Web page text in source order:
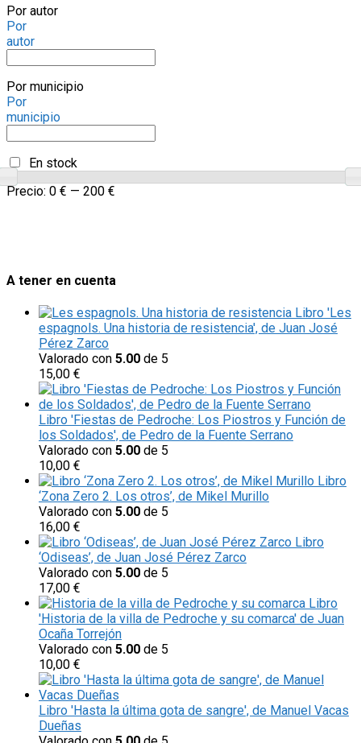
Por autor
Por
autor
Por municipio
Por
municipio
En stock
Precio: 0 € — 200 €
A tener en cuenta
Libro 'Les
espagnols. Una historia de resistencia', de Juan José
Pérez Zarco
Valorado con 5.00 de 5
15,00 €
Libro 'Fiestas de Pedroche: Los Piostros y Función de
los Soldados', de Pedro de la Fuente Serrano
Valorado con 5.00 de 5
10,00 €
Libro
‘Zona Zero 2. Los otros’, de Mikel Murillo
Valorado con 5.00 de 5
16,00 €
Libro
‘Odiseas’, de Juan José Pérez Zarco
Valorado con 5.00 de 5
17,00 €
Libro
'Historia de la villa de Pedroche y su comarca' de Juan
Ocaña Torrejón
Valorado con 5.00 de 5
10,00 €
Libro 'Hasta la última gota de sangre', de Manuel Vacas
Dueñas